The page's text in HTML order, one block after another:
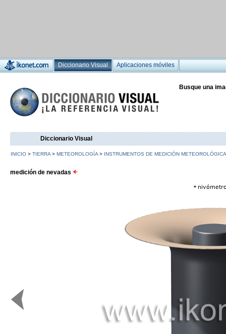
Diccionario Visual Aplicaciones móviles
Busque una
Diccionario Visual
INICIO > TIERRA > METEOROLOGÍA > INSTRUMENTOS DE MEDICIÓN METEOROLÓGICA
medición de nevadas